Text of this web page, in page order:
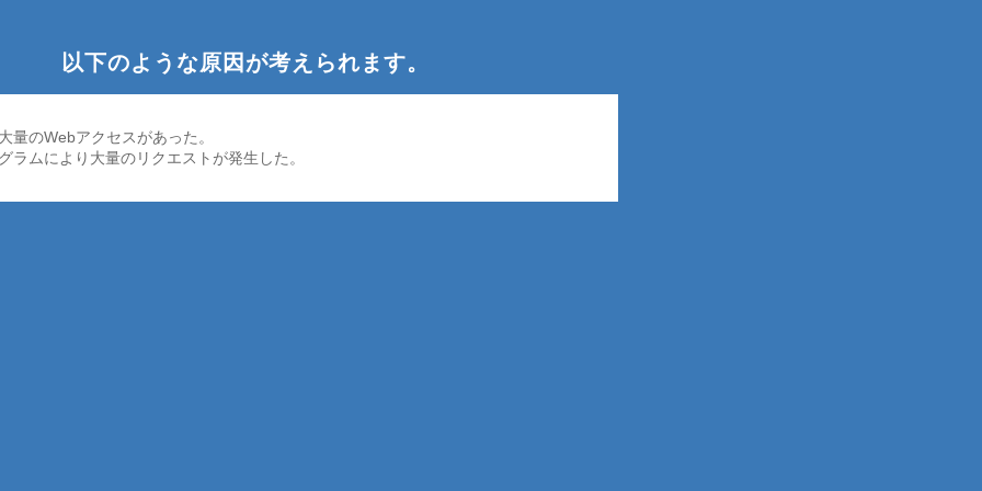
以下のような原因が考えられます。
量のWebアクセスがあった。
ラムにより大量のリクエストが発生した。